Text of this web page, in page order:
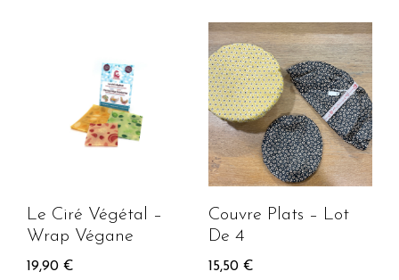
Le Ciré Végétal –
Wrap Végane
19,90 €
Couvre Plats – Lot
De 4
15,50 €